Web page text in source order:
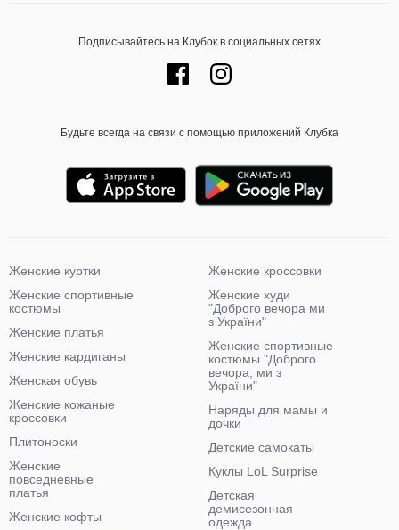
Подписывайтесь на Клубок в социальных сетях
Будьте всегда на связи с помощью приложений Клубка
Женские куртки
Женские спортивные
костюмы
Женские платья
Женские кардиганы
Женская обувь
Женские кожаные
кроссовки
Плитоноски
Женские
повседневные
платья
Женские кофты
Женские кроссовки
Женские худи
"Доброго вечора ми
з України"
Женские спортивные
костюмы "Доброго
вечора, ми з
України"
Наряды для мамы и
дочки
Детские самокаты
Куклы LoL Surprise
Детская
демисезонная
одежда